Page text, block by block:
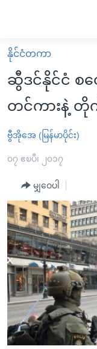
လွယ်ကူ
စေ
သည့်
များ
ပင်မ
ကျော်
ကြည့်
ရန်
ပင်မ
အ
ညွန်း
စာမျက်နှာ
သို့
ကျော်
မူလစာမျက်နှာ
မြန်မာ
ကမ္ဘာ့သတင်းများ
နိုင်ငံတကာ
အစ္စရေး-ပါလက်စတိုင်း
ဗွီဒီယို
အင်္ဂလိပ်စာလေ့လာမ
အမေရိကန်သုံးအီဒီယံ
မကြေးမုံရဲ့ အင်္ဂလိပ်စ
ရုပ်ရှင်ထဲက အင်္ဂလိပ်စ
သုတပဒေသာ အင်္ဂလိ
အပတ်စဉ်ကဏ္ဍများ
ရေဒီယို
တီဗွီ
ရေဒီယိုနှင့်ရုပ်သံ အခ
ရေဒီယို/တီဗွီအစီအစ
Learning English
ဗွီအိုအေ လူမှုကွန်ယက်မျာ
နိုင်ငံတကာ
ဆွီဒင်နိုင်ငံ စ
တင်ကားနဲ့ တို
ဗွီအိုအေ (မြန်မာပိုင်း)
၀၇ ဧၿပီ၊ ၂၀၁၇
မျှဝေပါ